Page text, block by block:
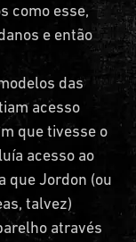
como esse,
e então
das
acesso
que tivesse o
acesso ao
que Jordon (ou
talvez)
através